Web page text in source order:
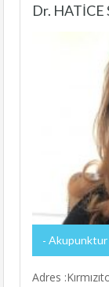
Dr.
Akupunktur
Adres